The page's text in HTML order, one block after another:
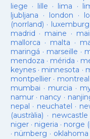
liege · lille · lima ·
ljubljana · london ·
(norrland) · luxemburg
madrid · maine ·
mallorca · malta ·
maringá · marseille ·
mendoza · mérida ·
keynes· minnesota ·
montpellier· montreal
mumbai · murcia ·
namur· nancy ·
nepal · neuchatel ·
(austràlia) ·
niger· nigeria · norge
· nürnberg · oklahoma